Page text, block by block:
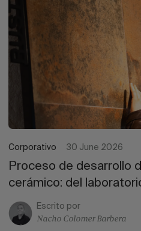
Corporativo 30 June 2026
Proceso de desarrollo
cerámico: del
Escrito por
Nacho Colomer Barbera